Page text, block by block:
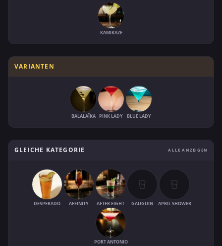
KAMIKAZE
VARIANTEN
BALALAÏKA PINK LADY BLUE LADY
GLEICHE KATEGORIE ALLE ANZEIGEN
DESPERADO AFFINITY AFTER EIGHT GAUGUIN APRIL SHOWER
PORT ANTONIO